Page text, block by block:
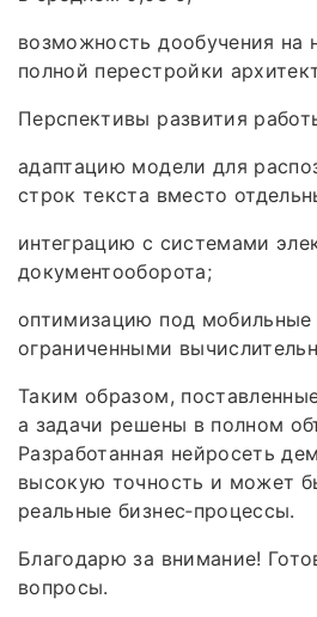
возможность дообучения на
полной перестройки
Перспективы развития
адаптацию модели для
строк текста вместо
интеграцию с системами
документооборота;
оптимизацию под мобильные
ограниченными
Таким образом,
а задачи решены в полном
Разработанная нейросеть
высокую точность и может
реальные бизнес‑процессы.
Благодарю за внимание!
вопросы.